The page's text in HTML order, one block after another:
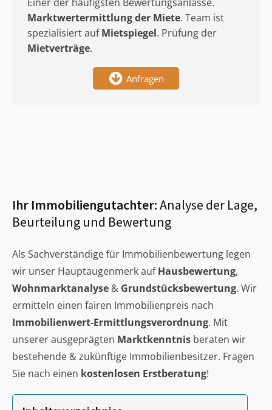
Marktwertermittlungder Miete. Team ist
spezialisiert aufMietspiegel. Prüfung der
Mietverträge.
Anfragen
Ihr Immobiliengutachter:Analyse der Lage,
Beurteilung und Bewertung
Als Sachverständige für Immobilienbewertung legen
wir unser Hauptaugenmerk aufHausbewertung,
Wohnmarktanalyse & Grundstücksbewertung. Wir
ermitteln einen fairen Immobilienpreis nach
Immobilienwert-Ermittlungsverordnung. Mit
unserer ausgeprägten Marktkenntnis beraten wir
bestehende & zukünftige Immobilienbesitzer. Fragen
Sie nach einen kostenlosen Erstberatung!